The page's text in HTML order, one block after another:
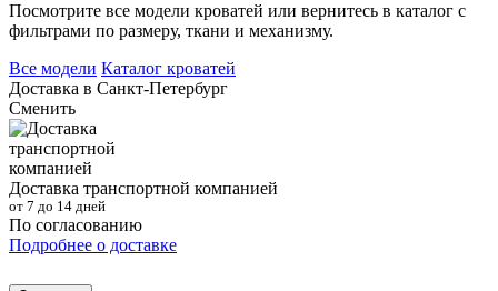
Посмотрите все модели кроватей или вернитесь в каталог с
фильтрами по размеру, ткани и механизму.
Все модели Каталог кроватей
Доставка в Санкт-Петербург
Сменить
Доставка транспортной компанией
от 7 до 14 дней
По согласованию
Подробнее о доставке